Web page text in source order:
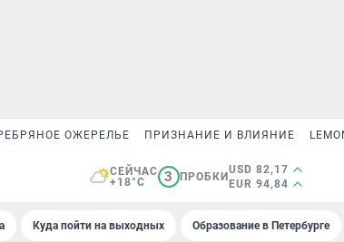
ОЖЕРЕЛЬЕ ПРИЗНАНИЕ И ВЛИЯНИЕ
СЕЙЧАС
+18°C
3 ПРОБКИ
USD 82,17
EUR 94,84
Куда пойти на выходных Образование в Петербурге